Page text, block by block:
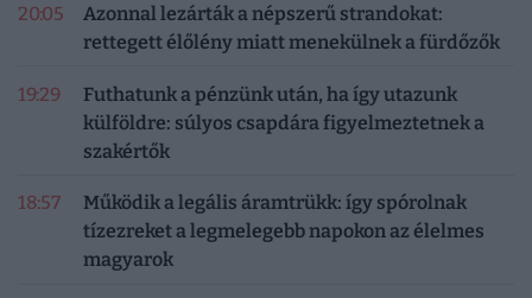
20:05
Azonnal lezárták a népszerű strandokat:
rettegett élőlény miatt menekülnek a fürdőzők
19:29
Futhatunk a pénzünk után, ha így utazunk
külföldre: súlyos csapdára figyelmeztetnek a
szakértők
18:57
Működik a legális áramtrükk: így spórolnak
tízezreket a legmelegebb napokon az élelmes
magyarok